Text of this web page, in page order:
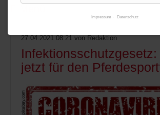
27.04.2021 08:21 von Redaktion
jetzt für den
Impressum Datenschutz